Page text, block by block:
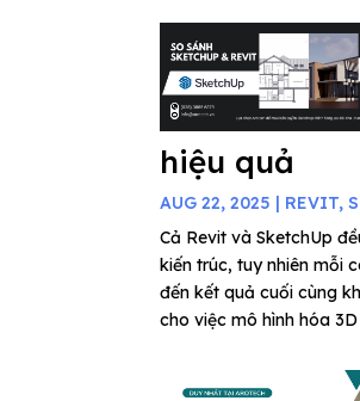
hiệu quả
AUG 22, 2025 | REVIT,
Cả Revit và SketchUp
kiến trúc, tuy nhiên mỗi
đến kết quả cuối cùng
cho việc mô hình hóa